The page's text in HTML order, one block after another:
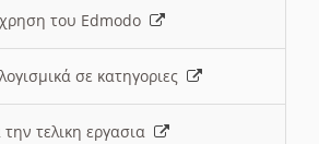
του Edmodo
σε κατηγοριες
την τελικη εργασια